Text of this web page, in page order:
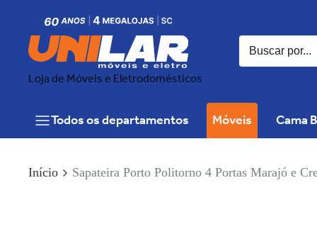
Loja de Móveis e Eletrodomésticos
Todos os departamentos Móveis Cama
Início Sapateira Porto Politorno 4 Portas Marajó e